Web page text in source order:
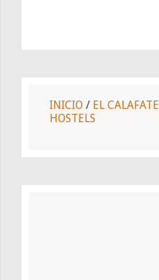
INICIO / EL CALAFATE
HOSTELS